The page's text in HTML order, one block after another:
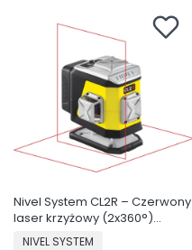
Nivel System CL2R – Czerwony
laser krzyżowy (2x360°)
Bluetooth
PRODUCENT
NIVEL SYSTEM